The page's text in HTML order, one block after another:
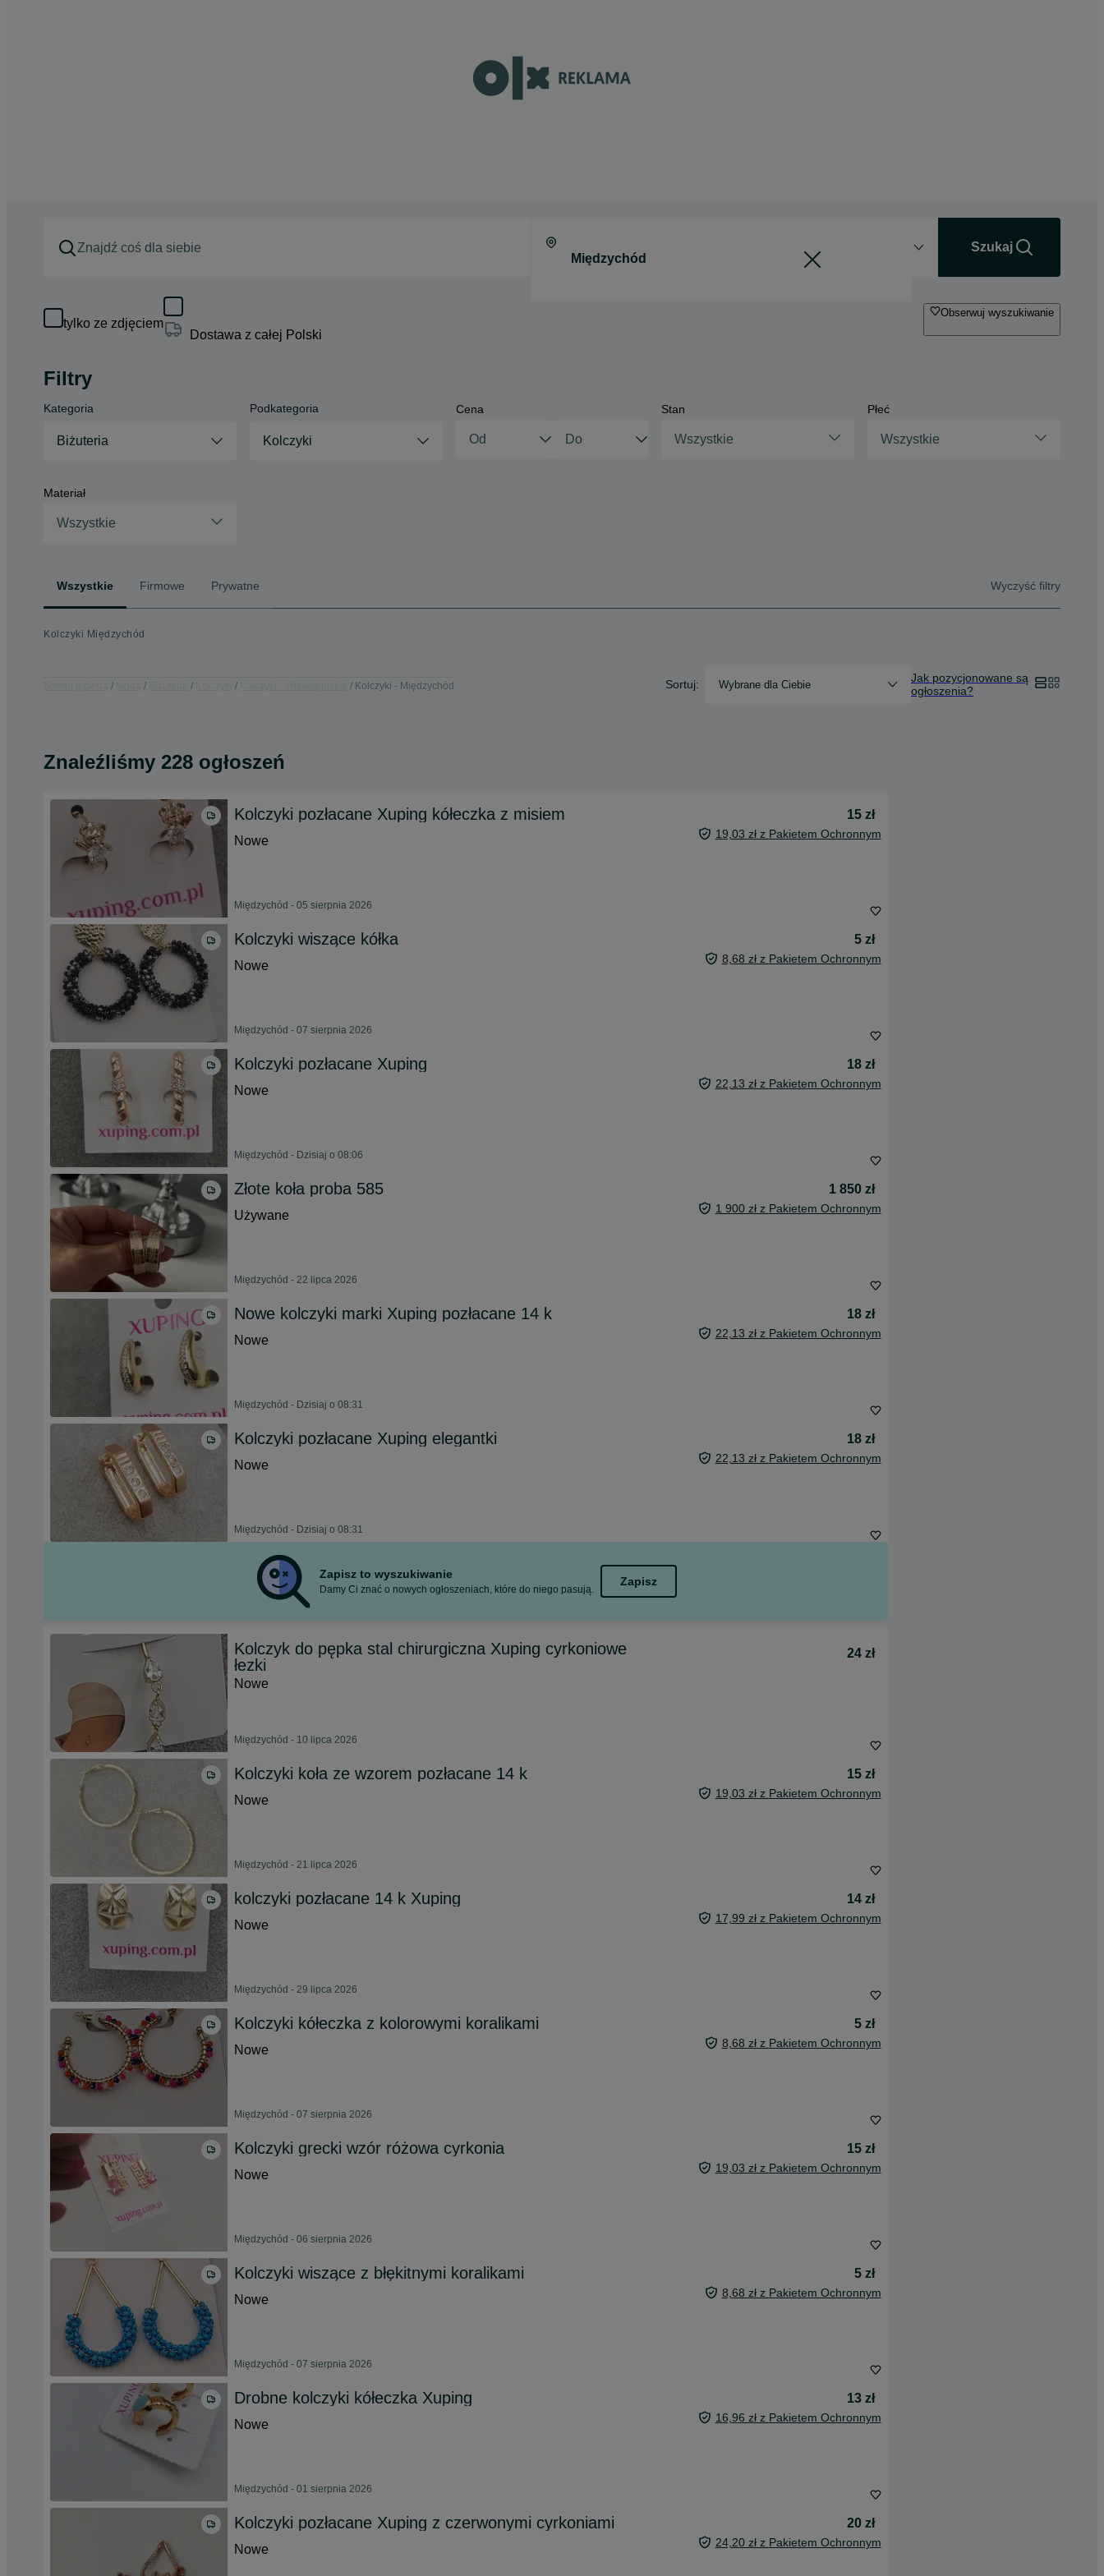
Szukaj
tylko ze zdjęciem
Dostawa z całej Polski
Obserwuj wyszukiwanie
Filtry
Kategoria
Biżuteria
Podkategoria
Kolczyki
Cena Stan
Wszystkie
Płeć
Wszystkie
Materiał
Wszystkie
Wszystkie Firmowe Prywatne Wyczyść filtry
Kolczyki Międzychód
Kolczyki - Międzychód Sortuj: Wybrane dla Ciebie
Jak pozycjonowane są
ogłoszenia?
Znaleźliśmy 228 ogłoszeń
Kolczyki pozłacane Xuping kółeczka z misiem
15 zł
Nowe
19,03 zł z Pakietem Ochronnym
Międzychód - 05 sierpnia 2026
Kolczyki wiszące kółka
5 zł
Nowe
8,68 zł z Pakietem Ochronnym
Międzychód - 07 sierpnia 2026
Kolczyki pozłacane Xuping
18 zł
Nowe
22,13 zł z Pakietem Ochronnym
Międzychód - Dzisiaj o 08:06
Złote koła proba 585
1 850 zł
Używane
1 900 zł z Pakietem Ochronnym
Międzychód - 22 lipca 2026
Nowe kolczyki marki Xuping pozłacane 14 k
18 zł
Nowe
22,13 zł z Pakietem Ochronnym
Międzychód - Dzisiaj o 08:31
Kolczyki pozłacane Xuping elegantki
18 zł
Nowe
22,13 zł z Pakietem Ochronnym
Międzychód - Dzisiaj o 08:31
Zapisz to wyszukiwanie
Damy Ci znać o nowych ogłoszeniach, które do niego pasują.
Zapisz
Kolczyk do pępka stal chirurgiczna Xuping cyrkoniowe
łezki
24 zł
Nowe
Międzychód - 10 lipca 2026
Kolczyki koła ze wzorem pozłacane 14 k
15 zł
Nowe
19,03 zł z Pakietem Ochronnym
Międzychód - 21 lipca 2026
kolczyki pozłacane 14 k Xuping
14 zł
Nowe
17,99 zł z Pakietem Ochronnym
Międzychód - 29 lipca 2026
Kolczyki kółeczka z kolorowymi koralikami
5 zł
Nowe
8,68 zł z Pakietem Ochronnym
Międzychód - 07 sierpnia 2026
Kolczyki grecki wzór różowa cyrkonia
15 zł
Nowe
19,03 zł z Pakietem Ochronnym
Międzychód - 06 sierpnia 2026
Kolczyki wiszące z błękitnymi koralikami
5 zł
Nowe
8,68 zł z Pakietem Ochronnym
Międzychód - 07 sierpnia 2026
Drobne kolczyki kółeczka Xuping
13 zł
Nowe
16,96 zł z Pakietem Ochronnym
Międzychód - 01 sierpnia 2026
Kolczyki pozłacane Xuping z czerwonymi cyrkoniami
20 zł
Nowe
24,20 zł z Pakietem Ochronnym